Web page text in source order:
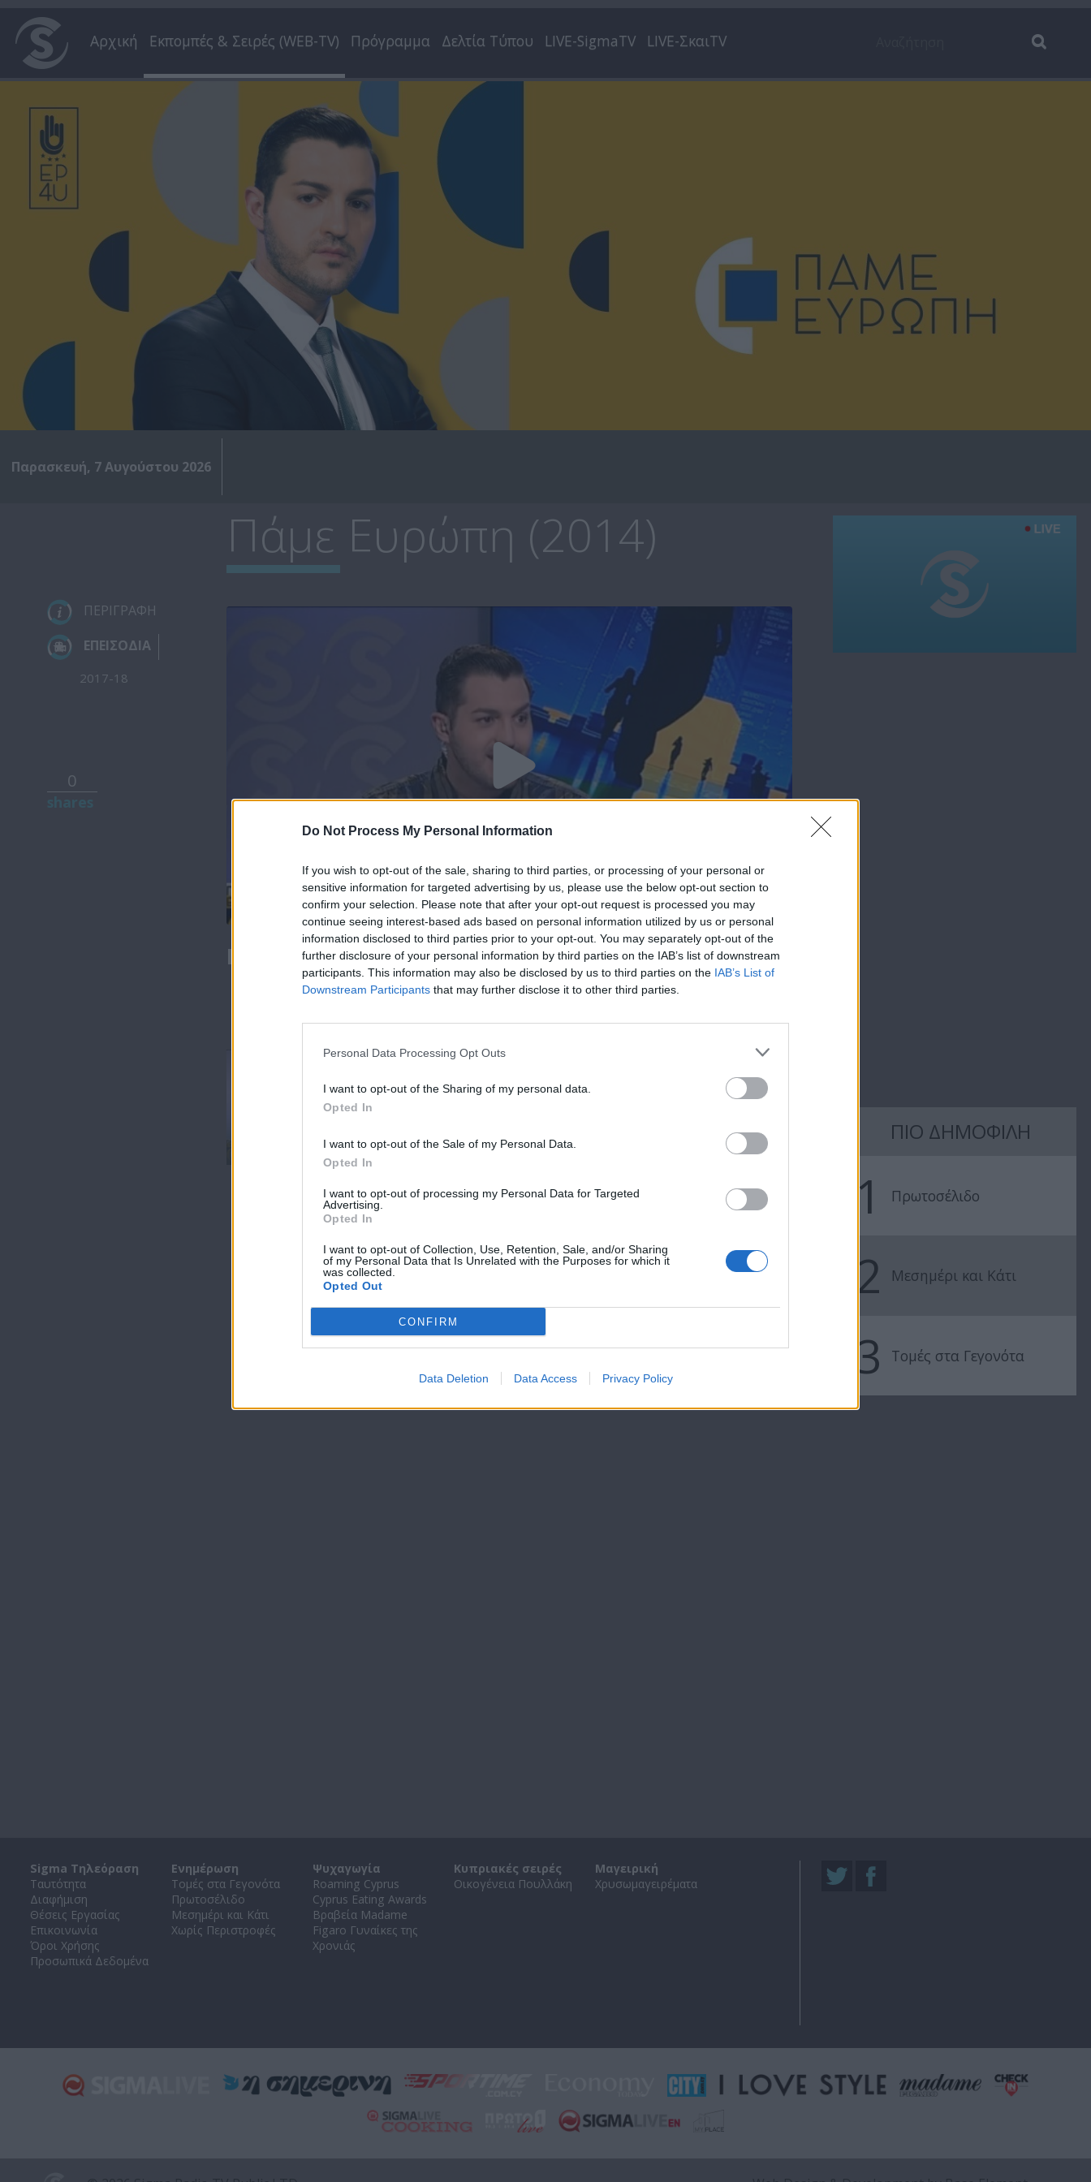
Do Not Process My Personal Information
If you wish to opt-out of the sale, sharing to third parties, or processing of your personal or
sensitive information for targeted advertising by us, please use the below opt-out section to
confirm your selection. Please note that after your opt-out request is processed you may
continue seeing interest-based ads based on personal information utilized by us or personal
information disclosed to third parties prior to your opt-out. You may separately opt-out of the
further disclosure of your personal information by third parties on the IAB’s list of downstream
participants. This information may also be disclosed by us to third parties on the IAB’s List of
Downstream Participants that may further disclose it to other third parties.
Personal Data Processing Opt Outs
I want to opt-out of the Sharing of my personal data.
Opted In
I want to opt-out of the Sale of my Personal Data.
Opted In
I want to opt-out of processing my Personal Data for Targeted
Advertising.
Opted In
I want to opt-out of Collection, Use, Retention, Sale, and/or Sharing
of my Personal Data that Is Unrelated with the Purposes for which it
was collected.
Opted Out
CONFIRM
Data Deletion Data Access Privacy Policy
Αρχική Εκπομπές & Σειρές (WEB-TV) Πρόγραμμα Δελτία Τύπου LIVE-SigmaTV LIVE-ΣκαιTV
Παρασκευή, 7 Αυγούστου 2026
Πάμε Ευρώπη (2014)
ΠΕΡΙΓΡΑΦΗ
ΕΠΕΙΣΟΔΙΑ
2017-18
0
Πάμε Ευρώπη εκ.16
εκ.22
Πάμε Ευρώπη
Πάμε
εκ.19
ΠΙΟ ΔΗΜΟΦΙΛΗ
1 Πρωτοσέλιδο
2 Μεσημέρι και Κάτι
3 Τομές στα Γεγονότα
Sigma Τηλεόραση
Ταυτότητα
Διαφήμιση
Θέσεις Εργασίας
Επικοινωνία
Όροι Χρήσης
Προσωπικά Δεδομένα
Ενημέρωση
Τομές στα Γεγονότα
Πρωτοσέλιδο
Μεσημέρι και Κάτι
Χωρίς Περιστροφές
Ψυχαγωγία
Roaming Cyprus
Cyprus Eating Awards
Βραβεία Madame
Figaro Γυναίκες της
Χρονιάς
Κυπριακές σειρές
Οικογένεια Πουλλάκη
Μαγειρική
Χρυσωμαγειρέματα